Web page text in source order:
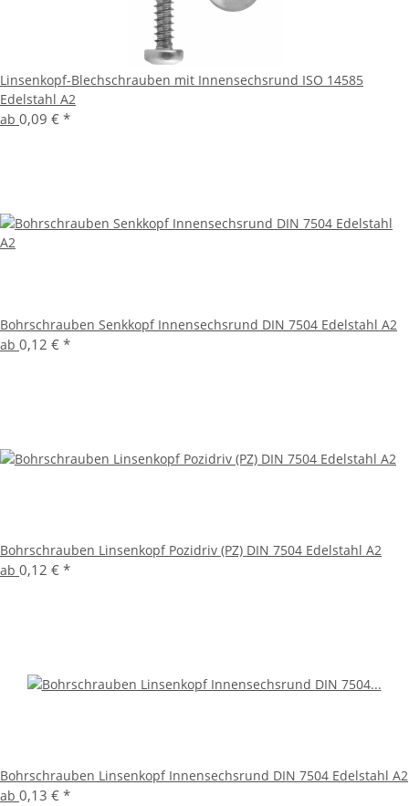
Linsenkopf-Blechschrauben mit Innensechsrund ISO 14585
Edelstahl A2
ab 0,09 € *
Bohrschrauben Senkkopf Innensechsrund DIN 7504 Edelstahl A2
ab 0,12 € *
Bohrschrauben Linsenkopf Pozidriv (PZ) DIN 7504 Edelstahl A2
ab 0,12 € *
Bohrschrauben Linsenkopf Innensechsrund DIN 7504 Edelstahl A2
ab 0,13 € *